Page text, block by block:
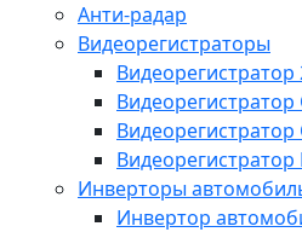
Анти-радар
Видеорегистраторы
Видеорегистратор
Видеорегистратор
Видеорегистратор
Видеорегистратор
Инверторы
Инвертор